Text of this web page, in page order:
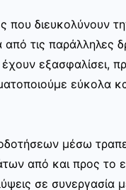
που διευκολύνουν
τις παράλληλες
εξασφαλίσει,
εύκολα
μέσω
από και προς το
σε συνεργασία